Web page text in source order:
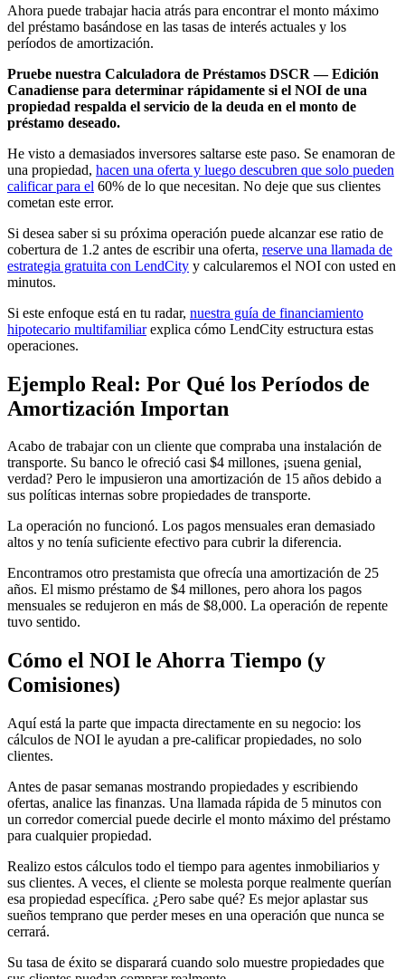
Ahora puede trabajar hacia atrás para encontrar el monto máximo
del préstamo basándose en las tasas de interés actuales y los
períodos de amortización.
Pruebe nuestra Calculadora de Préstamos DSCR — Edición
Canadiense para determinar rápidamente si el NOI de una
propiedad respalda el servicio de la deuda en el monto de
préstamo deseado.
He visto a demasiados inversores saltarse este paso. Se enamoran de
una propiedad, hacen una oferta y luego descubren que solo pueden
calificar para el 60% de lo que necesitan. No deje que sus clientes
cometan este error.
Si desea saber si su próxima operación puede alcanzar ese ratio de
cobertura de 1.2 antes de escribir una oferta, reserve una llamada de
estrategia gratuita con LendCity y calcularemos el NOI con usted en
minutos.
Si este enfoque está en tu radar, nuestra guía de financiamiento
hipotecario multifamiliarexplica cómo LendCity estructura estas
operaciones.
Ejemplo Real: Por Qué los Períodos de
Amortización Importan
Acabo de trabajar con un cliente que compraba una instalación de
transporte. Su banco le ofreció casi $4 millones, ¡suena genial,
verdad? Pero le impusieron una amortización de 15 años debido a
sus políticas internas sobre propiedades de transporte.
La operación no funcionó. Los pagos mensuales eran demasiado
altos y no tenía suficiente efectivo para cubrir la diferencia.
Encontramos otro prestamista que ofrecía una amortización de 25
años. El mismo préstamo de $4 millones, pero ahora los pagos
mensuales se redujeron en más de $8,000. La operación de repente
tuvo sentido.
Cómo el NOI le Ahorra Tiempo (y
Comisiones)
Aquí está la parte que impacta directamente en su negocio: los
cálculos de NOI le ayudan a pre-calificar propiedades, no solo
clientes.
Antes de pasar semanas mostrando propiedades y escribiendo
ofertas, analice las finanzas. Una llamada rápida de 5 minutos con
un corredor comercial puede decirle el monto máximo del préstamo
para cualquier propiedad.
Realizo estos cálculos todo el tiempo para agentes inmobiliarios y
sus clientes. A veces, el cliente se molesta porque realmente querían
esa propiedad específica. ¿Pero sabe qué? Es mejor aplastar sus
sueños temprano que perder meses en una operación que nunca se
cerrará.
Su tasa de éxito se disparará cuando solo muestre propiedades que